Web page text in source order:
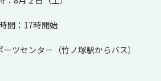
間：17時開始
ツセンター（竹ノ塚駅からバス）